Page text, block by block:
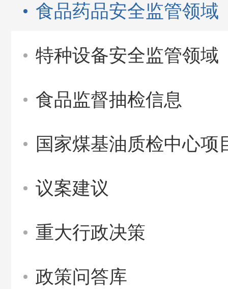
食品药品安全监管领域
特种设备安全监管领域
食品监督抽检信息
国家煤基油质检中心项
议案建议
重大行政决策
政策问答库